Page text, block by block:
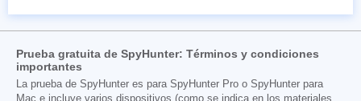
Prueba gratuita de SpyHunter: Términos y condiciones
importantes
La prueba de SpyHunter es para SpyHunter Pro o SpyHunter para
Mac e incluye varios dispositivos (como se indica en los materiales